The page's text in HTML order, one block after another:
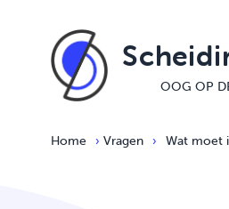
OOG OP
Home › Vragen › Wat moet